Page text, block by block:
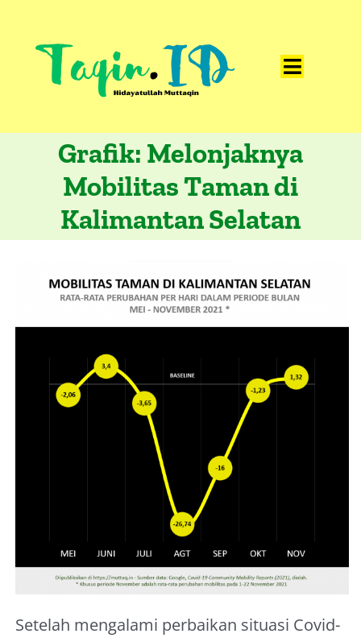
content
Toggle
Artikel
Visualisasi
Presentasi
Media
About Me
Grafik: Melonjaknya
Mobilitas Taman di
Kalimantan Selatan
Setelah mengalami perbaikan situasi Covid-